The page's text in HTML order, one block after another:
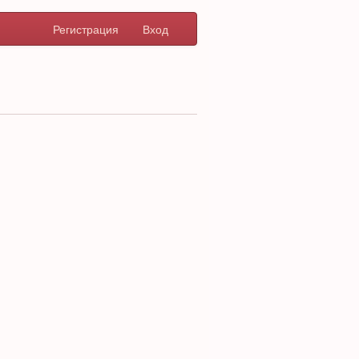
Регистрация Вход